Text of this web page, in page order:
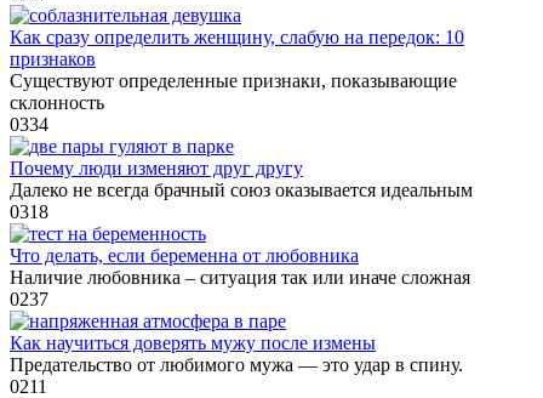
Как сразу определить женщину, слабую на передок: 10
признаков
Существуют определенные признаки, показывающие
склонность
0334
Почему люди изменяют друг другу
Далеко не всегда брачный союз оказывается идеальным
0318
Что делать, если беременна от любовника
Наличие любовника – ситуация так или иначе сложная
0237
Как научиться доверять мужу после измены
Предательство от любимого мужа — это удар в спину.
0211